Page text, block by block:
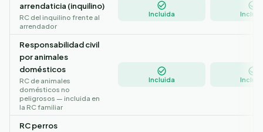
arrendaticia (inquilino)
RC del inquilino frente al
arrendador
Incluida
Responsabilidad civil
por animales
domésticos
RC de animales
domésticos no
peligrosos — incluida en
la RC familiar
Incluida
RC perros